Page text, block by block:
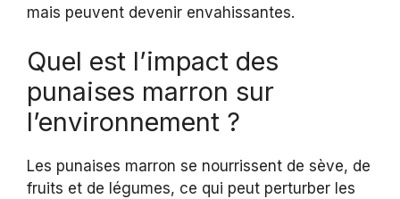
mais peuvent devenir envahissantes.
Quel est l’impact des
punaises marron sur
l’environnement ?
Les punaises marron se nourrissent de sève, de
fruits et de légumes, ce qui peut perturber les